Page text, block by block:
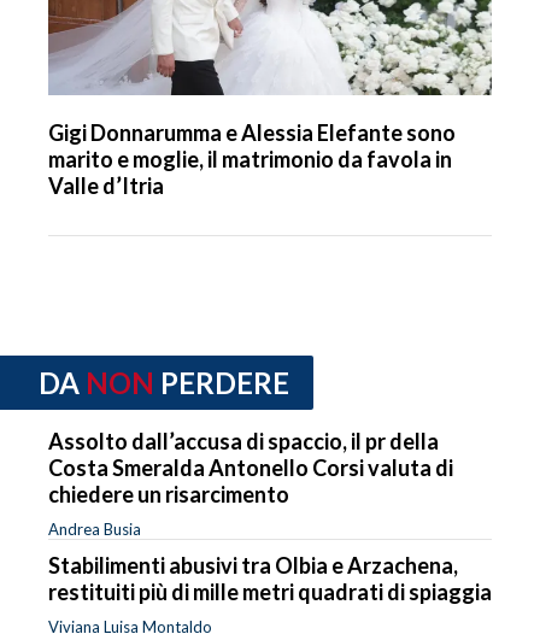
Gigi Donnarumma e Alessia Elefante sono
marito e moglie, il matrimonio da favola in
Valle d’Itria
DA NON PERDERE
Assolto dall’accusa di spaccio, il pr della
Costa Smeralda Antonello Corsi valuta di
chiedere un risarcimento
Andrea Busia
Stabilimenti abusivi tra Olbia e Arzachena,
restituiti più di mille metri quadrati di spiaggia
Viviana Luisa Montaldo